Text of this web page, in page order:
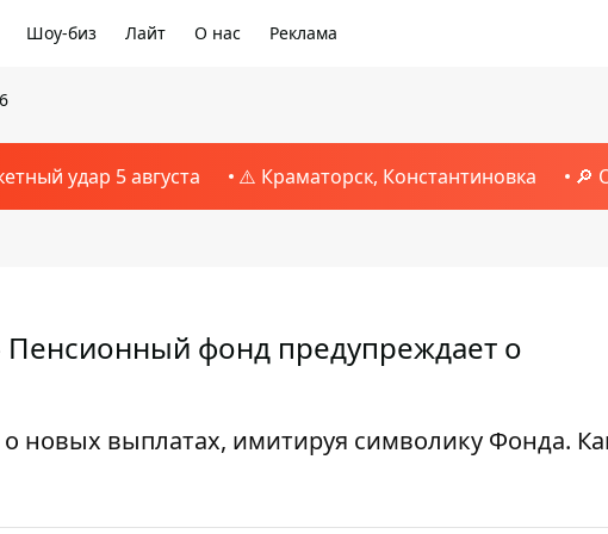
Шоу-биз Лайт О нас Реклама
удар 5 августа ⚠️ Краматорск, Константиновка 🔎
фонд предупреждает о
выплатах, имитируя символику Фонда.